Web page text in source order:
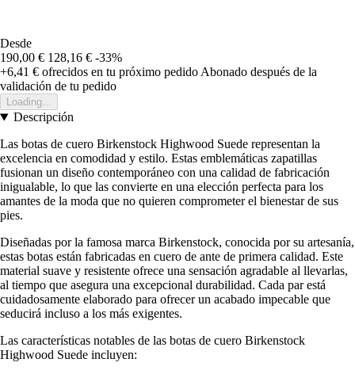
Desde
190,00 € 128,16 € -33%
+6,41 € ofrecidos en tu próximo pedido Abonado después de la
validación de tu pedido
Loading...
Descripción
Las botas de cuero Birkenstock Highwood Suede representan la
excelencia en comodidad y estilo. Estas emblemáticas zapatillas
fusionan un diseño contemporáneo con una calidad de fabricación
inigualable, lo que las convierte en una elección perfecta para los
amantes de la moda que no quieren comprometer el bienestar de sus
pies.
Diseñadas por la famosa marca Birkenstock, conocida por su artesanía,
estas botas están fabricadas en cuero de ante de primera calidad. Este
material suave y resistente ofrece una sensación agradable al llevarlas,
al tiempo que asegura una excepcional durabilidad. Cada par está
cuidadosamente elaborado para ofrecer un acabado impecable que
seducirá incluso a los más exigentes.
Las características notables de las botas de cuero Birkenstock
Highwood Suede incluyen: